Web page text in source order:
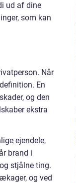
ud af dine
som kan
Når
En
og den
ekstra
ejendele,
brand i
stjålne ting.
og ved